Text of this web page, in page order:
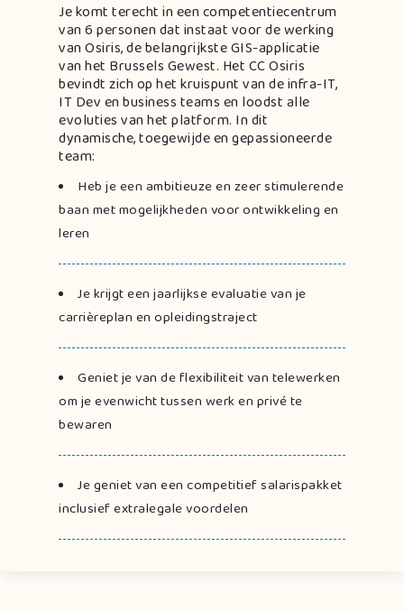
Je komt terecht in een competentiecentrum
van 6 personen dat instaat voor de werking
van Osiris, de belangrijkste GIS-applicatie
van het Brussels Gewest. Het CC Osiris
bevindt zich op het kruispunt van de infra-IT,
IT Dev en business teams en loodst alle
evoluties van het platform. In dit
dynamische, toegewijde en gepassioneerde
team:
Heb je een ambitieuze en zeer stimulerende
baan met mogelijkheden voor ontwikkeling en
leren
Je krijgt een jaarlijkse evaluatie van je
carrièreplan en opleidingstraject
Geniet je van de flexibiliteit van telewerken
om je evenwicht tussen werk en privé te
bewaren
Je geniet van een competitief salarispakket
inclusief extralegale voordelen